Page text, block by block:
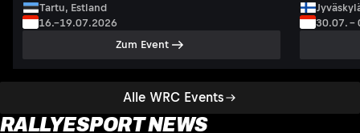
Alle WRC Events
Tartu, Estland
16.–19.07.2026
Zum Event
30.07. –
RALLYESPORT NEWS